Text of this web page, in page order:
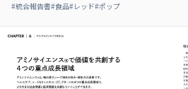
#統合報告書#食品#レッド#ポップ